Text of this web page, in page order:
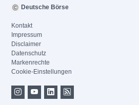
Deutsche Börse
Kontakt
Impressum
Disclaimer
Datenschutz
Markenrechte
Cookie-Einstellungen